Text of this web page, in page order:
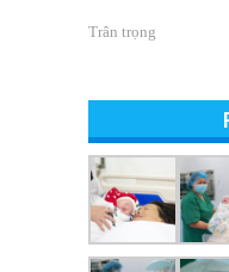
Trân trọng